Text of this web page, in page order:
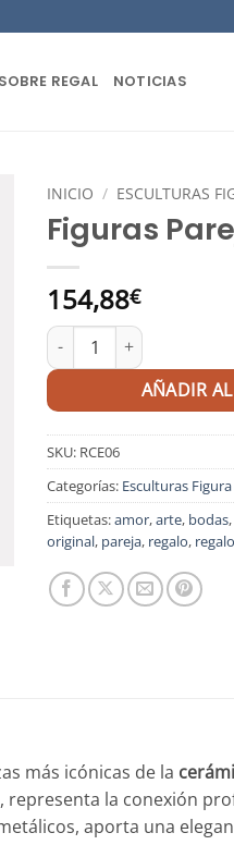
SOBRE REGAL NOTICIAS
INICIO / ESCULTURAS
Figuras
154,88€
Figuras Pareja "París"
AÑADIR
SKU: RCE06
Categorías: Esculturas
Etiquetas:amor,arte, bodas,
original, pareja, regalo,
más icónicas de la
la conexión
aporta una